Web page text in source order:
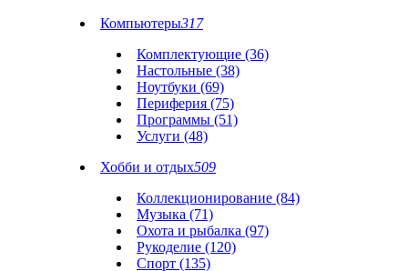
Компьютеры317
Комплектующие (36)
Настольные (38)
Ноутбуки (69)
Периферия (75)
Программы (51)
Услуги (48)
Хобби и отдых509
Коллекционирование (84)
Музыка (71)
Охота и рыбалка (97)
Рукоделие (120)
Спорт (135)